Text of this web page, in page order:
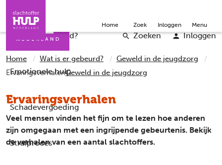
Iemand helpen Word vrijwilliger English
Wat is er gebeurd?
Emotionele hulp
Schadevergoeding
Strafproces
Zoeken Inloggen
Home Zoek Inloggen Menu
Home Wat is er gebeurd?
Geweld in de jeugdzorg
ErvaringsverhalenGeweld in de jeugdzorg
Ervaringsverhalen
Veel mensen vinden het fijn om te lezen hoe anderen
zijn omgegaan met een ingrijpende gebeurtenis. Bekijk
de verhalen van een aantal slachtoffers.